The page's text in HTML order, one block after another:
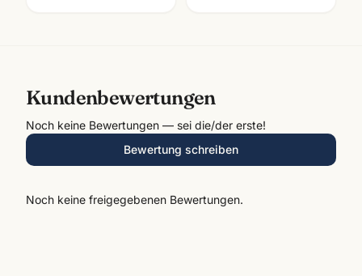
Kundenbewertungen
Noch keine Bewertungen — sei die/der erste!
Bewertung schreiben
Noch keine freigegebenen Bewertungen.